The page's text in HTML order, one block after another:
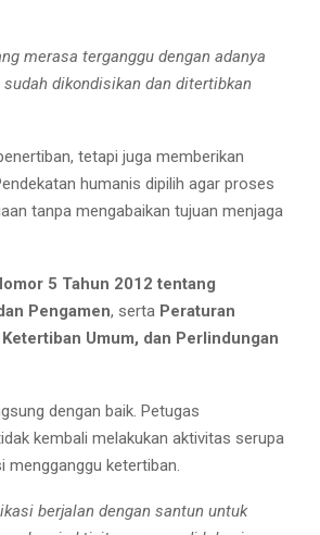
merasa terganggu dengan adanya
dikondisikan dan ditertibkan
tetapi juga memberikan
humanis dipilih agar proses
tanpa mengabaikan tujuan menjaga
5 Tahun 2012 tentang
Pengamen, serta Peraturan
Umum, dan Perlindungan
dengan baik. Petugas
kembali melakukan aktivitas serupa
ketertiban.
berjalan dengan santun untuk